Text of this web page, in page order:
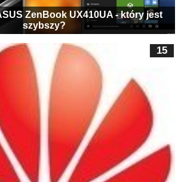
ZenBook UX410UA - który jest
szybszy?
15